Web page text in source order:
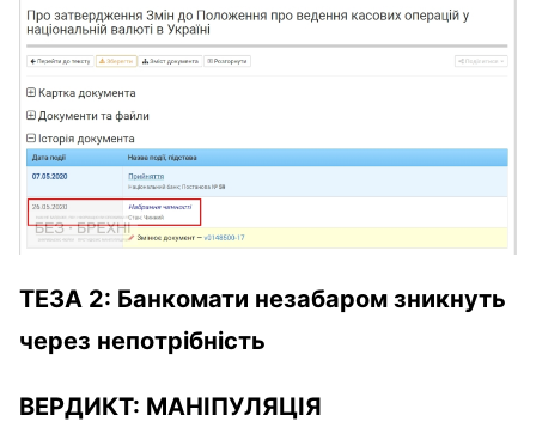
ТЕЗА 2: Банкомати незабаром зникнуть
через непотрібність
ВЕРДИКТ: МАНІПУЛЯЦІЯ